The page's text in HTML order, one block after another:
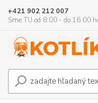
+421 902 212 007
Sme TU od 8:00 - do 16:00